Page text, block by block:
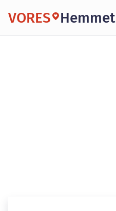
VORES Hemmet